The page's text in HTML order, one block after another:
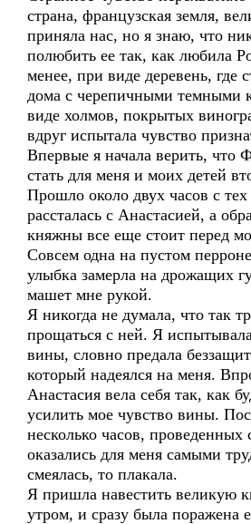
страна, французская земля,
приняла нас, но я знаю, что
полюбить ее так, как любила
менее, при виде деревень, где
дома с черепичными темными
виде холмов, покрытых
вдруг испытала чувство
Впервые я начала верить, что
стать для меня и моих детей
Прошло около двух часов с
рассталась с Анастасией, а
княжны все еще стоит перед
Совсем одна на пустом
улыбка замерла на дрожащих
машет мне рукой.
Я никогда не думала, что так
прощаться с ней. Я
вины, словно предала
который надеялся на меня.
Анастасия вела себя так, как
усилить мое чувство вины.
несколько часов, проведенных
оказались для меня самыми
смеялась, то плакала.
Я пришла навестить великую
утром, и сразу была поражена